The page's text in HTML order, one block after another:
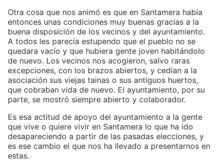
Otra cosa que nos animó es que en Santamera había
entonces unas condiciones muy buenas gracias a la
buena disposición de los vecinos y del ayuntamiento.
A todos les parecía estupendo que el pueblo no se
quedara vacío y que hubiera gente joven habitándolo
de nuevo. Los vecinos nos acogieron, salvo raras
excepciones, con los brazos abiertos, y cedían a la
asociación sus viejas tainas o sus antiguos huertos,
que cobraban vida de nuevo. El ayuntamiento, por su
parte, se mostró siempre abierto y colaborador.
Es esa actitud de apoyo del ayuntamiento a la gente
que vive o quiere vivir en Santamera lo que ha ido
desapareciendo a partir de las pasadas elecciones, y
es ese cambio el que nos ha llevado a presentarnos en
estas.